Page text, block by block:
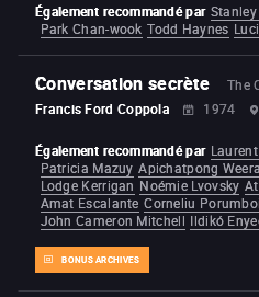
Également recommandé par
Park Chan-wook Todd Haynes
Conversation secrète
The
Francis Ford Coppola
1974
BONUS ARCHIVES
Également recommandé par
Patricia Mazuy Apichatpong
Lodge Kerrigan Noémie Lvovsky
Amat Escalante Corneliu
John Cameron Mitchell Ildikó